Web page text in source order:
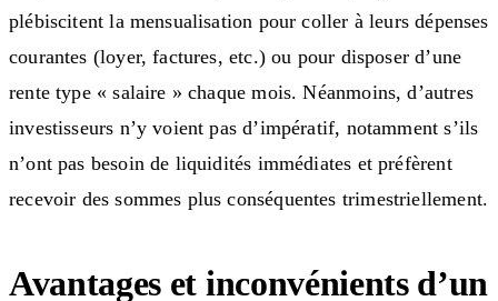
plébiscitent la mensualisation pour coller à leurs dépenses
courantes (loyer, factures, etc.) ou pour disposer d’une
rente type « salaire » chaque mois. Néanmoins, d’autres
investisseurs n’y voient pas d’impératif, notamment s’ils
n’ont pas besoin de liquidités immédiates et préfèrent
recevoir des sommes plus conséquentes trimestriellement.
Avantages et inconvénients d’un